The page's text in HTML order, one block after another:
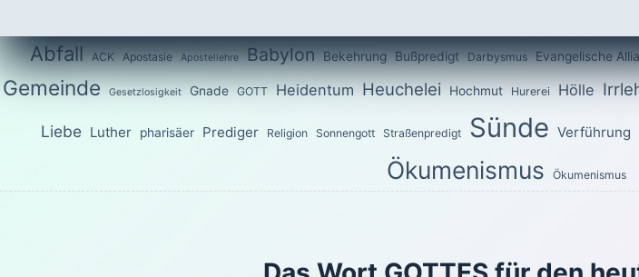
Abfall ACK Apostasie Apostellehre Babylon Bekehrung Bußpredigt Darbysmus Evangelische
Gemeinde Gesetzlosigkeit Gnade GOTT Heidentum Heuchelei Hochmut Hurerei Hölle
Liebe Luther pharisäer Prediger Religion Sonnengott Straßenpredigt Sünde Verführung
Ökumenismus Ökumenismus